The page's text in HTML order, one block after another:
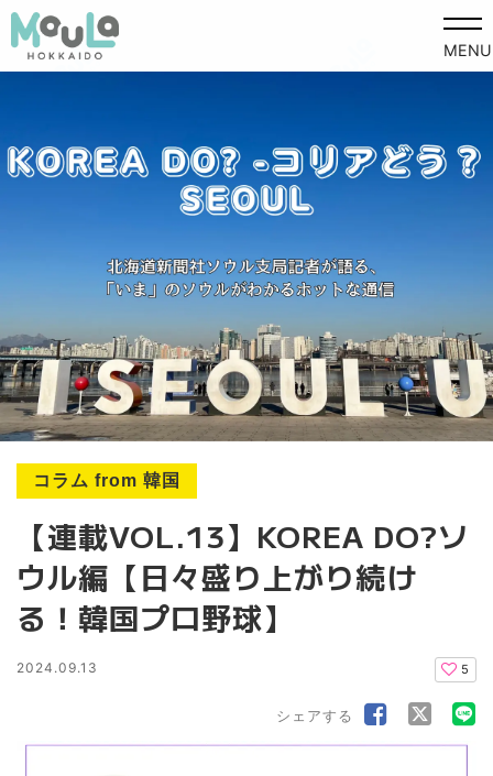
MENU
コラム from 韓国
【連載VOL.13】KOREA DO?ソ
ウル編【日々盛り上がり続け
る！韓国プロ野球】
2024.09.13 5
シェアする